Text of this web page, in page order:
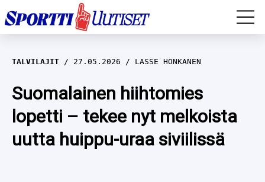
EM-YLEISURHEILU
JÄÄKIEKKO
YLEISURHEILU
WILMA HELTELÄ
TALVILAJIT
TALVILAJIT 27.05.2026 LASSE HONKANEN
Suomalainen hiihtomies
lopetti – tekee nyt melkoista
uutta huippu-uraa siviilissä